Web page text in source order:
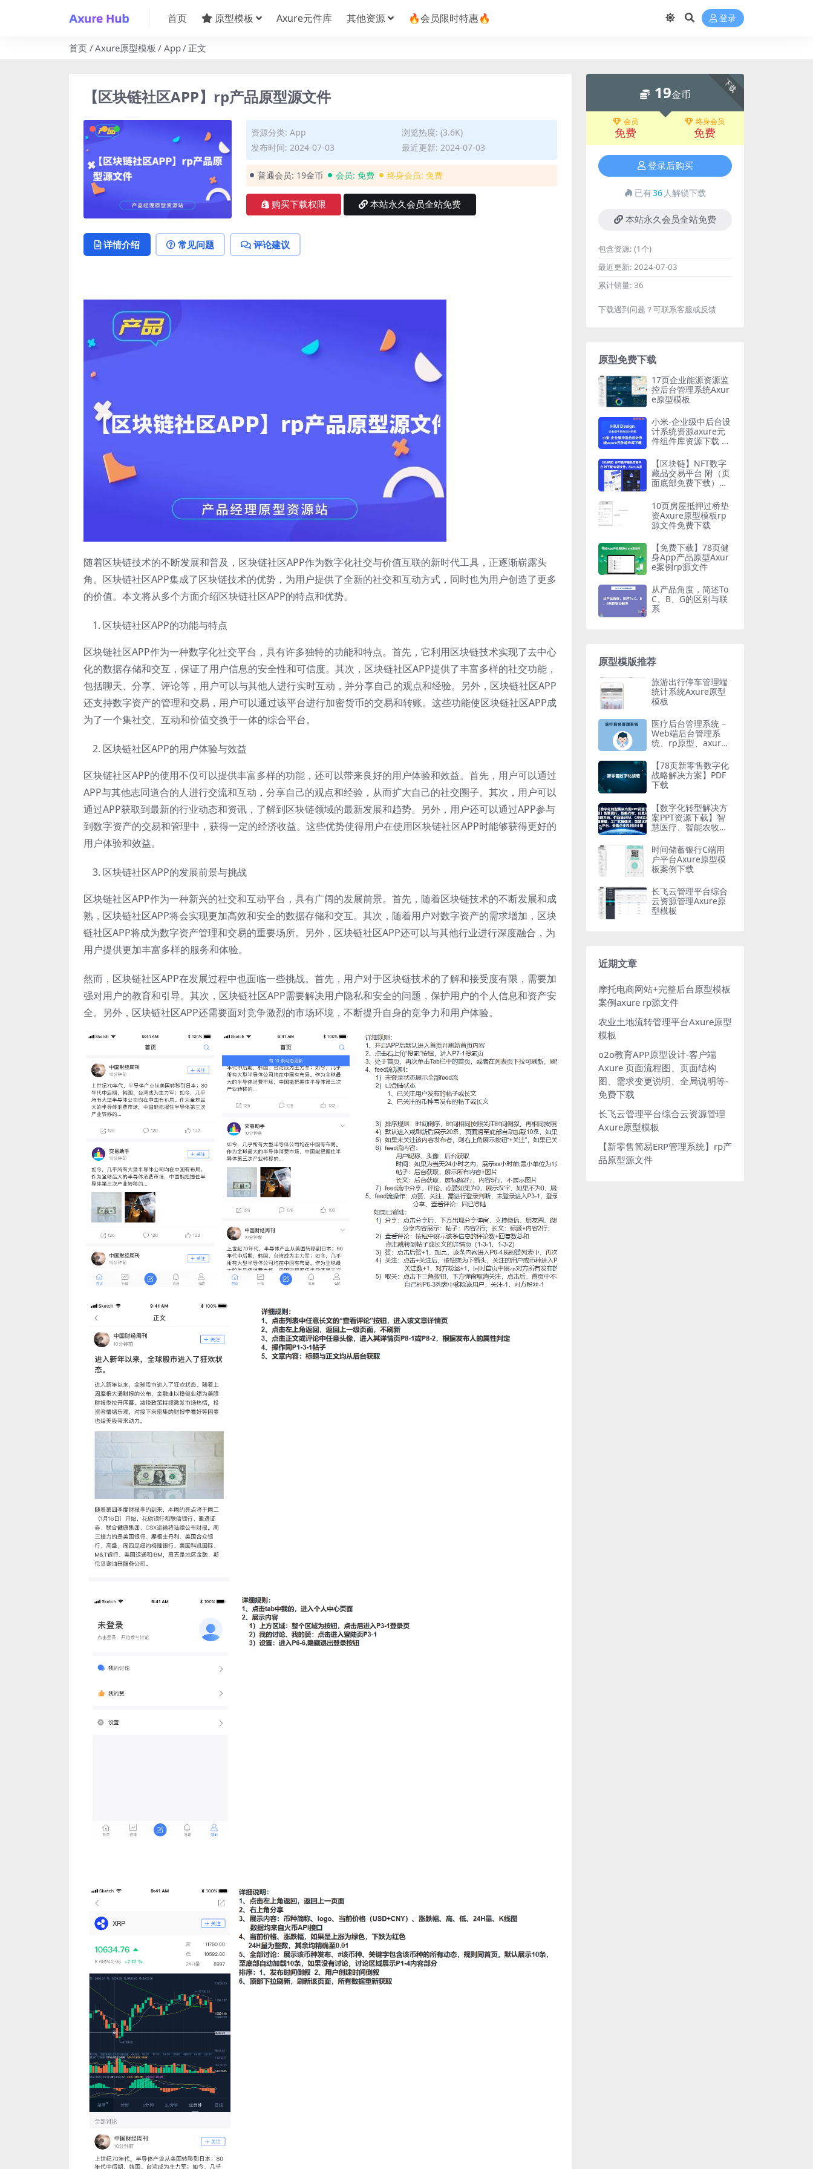
首页 原型模板 Axure元件库 其他资源 🔥会员限时特惠🔥 登录
首页 Axure原型模板 App 正文
【区块链社区APP】rp产品原型源文件
资源分类: App
浏览热度: (3.6K)
发布时间: 2024-07-03
最近更新: 2024-07-03
普通会员: 19金币 会员: 免费 终身会员: 免费
购买下载权限 本站永久会员全站免费
详情介绍 常见问题 评论建议
随着区块链技术的不断发展和普及，区块链社区APP作为数字化社交与价值互联的新时代工具，正逐渐崭露头
角。区块链社区APP集成了区块链技术的优势，为用户提供了全新的社交和互动方式，同时也为用户创造了更多
的价值。本文将从多个方面介绍区块链社区APP的特点和优势。
区块链社区APP的功能与特点
区块链社区APP作为一种数字化社交平台，具有许多独特的功能和特点。首先，它利用区块链技术实现了去中心
化的数据存储和交互，保证了用户信息的安全性和可信度。其次，区块链社区APP提供了丰富多样的社交功能，
包括聊天、分享、评论等，用户可以与其他人进行实时互动，并分享自己的观点和经验。另外，区块链社区APP
还支持数字资产的管理和交易，用户可以通过该平台进行加密货币的交易和转账。这些功能使区块链社区APP成
为了一个集社交、互动和价值交换于一体的综合平台。
区块链社区APP的用户体验与效益
区块链社区APP的使用不仅可以提供丰富多样的功能，还可以带来良好的用户体验和效益。首先，用户可以通过
APP与其他志同道合的人进行交流和互动，分享自己的观点和经验，从而扩大自己的社交圈子。其次，用户可以
通过APP获取到最新的行业动态和资讯，了解到区块链领域的最新发展和趋势。另外，用户还可以通过APP参与
到数字资产的交易和管理中，获得一定的经济收益。这些优势使得用户在使用区块链社区APP时能够获得更好的
用户体验和效益。
区块链社区APP的发展前景与挑战
区块链社区APP作为一种新兴的社交和互动平台，具有广阔的发展前景。首先，随着区块链技术的不断发展和成
熟，区块链社区APP将会实现更加高效和安全的数据存储和交互。其次，随着用户对数字资产的需求增加，区块
链社区APP将成为数字资产管理和交易的重要场所。另外，区块链社区APP还可以与其他行业进行深度融合，为
用户提供更加丰富多样的服务和体验。
然而，区块链社区APP在发展过程中也面临一些挑战。首先，用户对于区块链技术的了解和接受度有限，需要加
强对用户的教育和引导。其次，区块链社区APP需要解决用户隐私和安全的问题，保护用户的个人信息和资产安
全。另外，区块链社区APP还需要面对竞争激烈的市场环境，不断提升自身的竞争力和用户体验。
下载
19金币
会员
免费
终身会员
免费
登录后购买
已有36 人解锁下载
本站永久会员全站免费
包含资源: (1个)
最近更新: 2024-07-03
累计销量: 36
下载遇到问题？可联系客服或反馈
原型免费下载
17页企业能源资源监
控后台管理系统Axur
e原型模板
小米-企业级中后台设
计系统资源axure元
件组件库资源下载 Hi
【区块链】NFT数字
藏品交易平台 附（页
面底部免费下载）下
源文件、Figma源文
件
10页房屋抵押过桥垫
资Axure原型模板rp
源文件免费下载
【免费下载】78页健
身App产品原型Axur
e案例rp源文件
从产品角度，简述To
C、B、G的区别与联
系
原型模版推荐
旅游出行停车管理端
统计系统Axure原型
模板
医疗后台管理系统 –
Web端后台管理系
统、rp原型、axure
【78页新零售数字化
战略解决方案】PDF
下载
【数字化转型解决方
案PPT资源下载】智
慧医疗、智能农牧、
应链SRM、CRM全流
程管理、工厂实施建
议、智慧水务平台、
委售企业规划设计等
时间储蓄银行C端用
户平台Axure原型模
板案例下载
长飞云管理平台综合
云资源管理Axure原
型模板
近期文章
摩托电商网站+完整后台原型模板
案例axure rp源文件
农业土地流转管理平台Axure原型
模板
o2o教育APP原型设计-客户端
Axure 页面流程图、页面结构
图、需求变更说明、全局说明等-
免费下载
长飞云管理平台综合云资源管理
Axure原型模板
【新零售简易ERP管理系统】rp产
品原型源文件